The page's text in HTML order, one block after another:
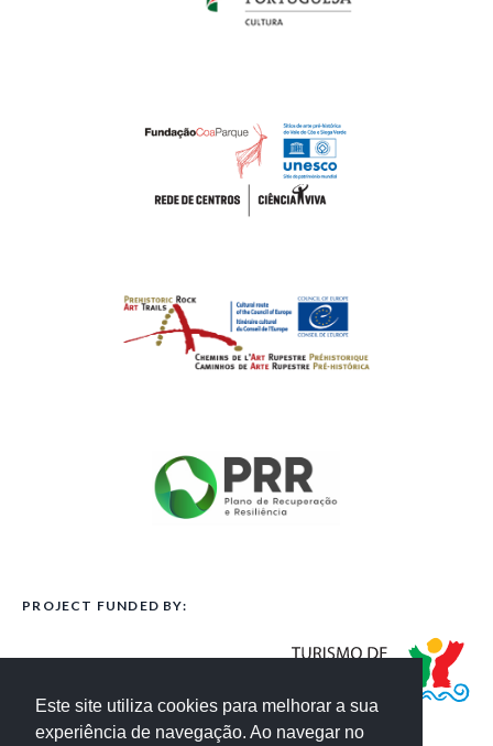
Este site utiliza cookies para melhorar a sua
experiência de navegação. Ao navegar no
PROJECT FUNDED BY: